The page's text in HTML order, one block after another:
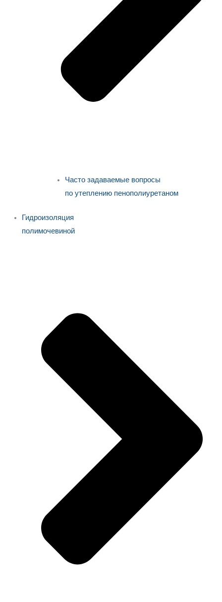
Часто задаваемые вопросы
по утеплению пенополиуретаном
Гидроизоляция
полимочевиной